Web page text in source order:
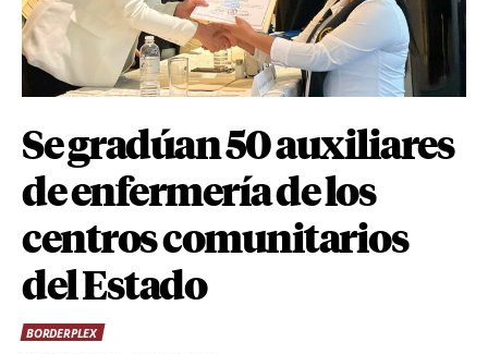
Se gradúan 50 auxiliares
de enfermería de los
centros comunitarios
del Estado
BORDERPLEX